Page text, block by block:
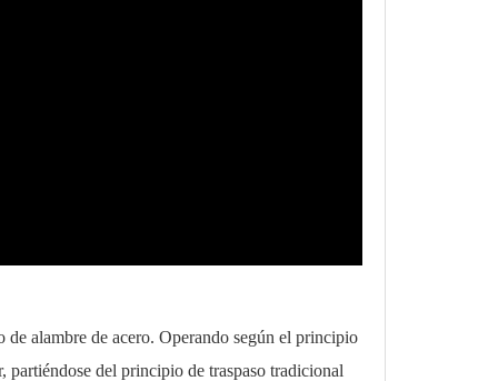
alambre de acero. Operando según el principio
del principio de traspaso tradicional